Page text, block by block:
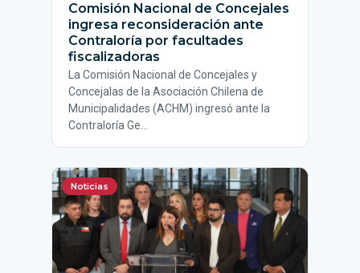
Comisión Nacional de Concejales
ingresa reconsideración ante
Contraloría por facultades
fiscalizadoras
La Comisión Nacional de Concejales y
Concejalas de la Asociación Chilena de
Municipalidades (ACHM) ingresó ante la
Contraloría Ge…
Noticias